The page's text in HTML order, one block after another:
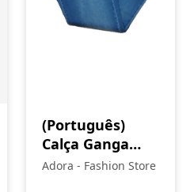
(Português)
Calça Ganga
Senhora
Adora - Fashion Store